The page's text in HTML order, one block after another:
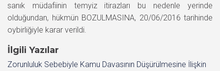
sanık müdafiinin temyiz itirazları bu nedenle yerinde
olduğundan, hükmün BOZULMASINA, 20/06/2016 tarihinde
oybirliğiyle karar verildi.
İlgili Yazılar
Zorunluluk Sebebiyle Kamu Davasının Düşürülmesine İlişkin